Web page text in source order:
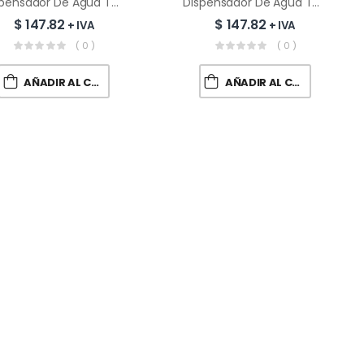
$147.82 + IVA
( 0 )
AÑADIR AL CARRITO
$ 147.82 + IVA
( 0 )
AÑADIR AL CARRITO